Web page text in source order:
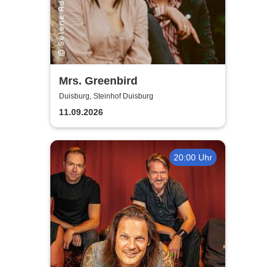
Mrs. Greenbird
Duisburg, Steinhof Duisburg
11.09.2026
20:00 Uhr